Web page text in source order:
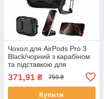
Чохол для AirPods Pro 3
Black/чорний з карабіном
та підставкою для
телефону | Протиударний
кейс AirPods Pro 3
371,91 ₴ 759 ₴
Купити